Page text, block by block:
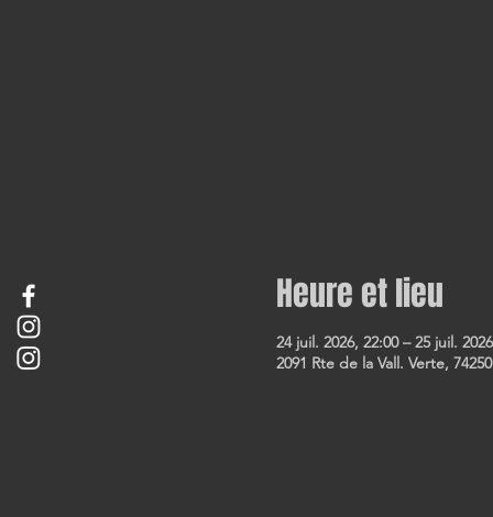
Heure et lieu
24 juil. 2026, 22:00 – 25 juil.
2091 Rte de la Vall. Verte,